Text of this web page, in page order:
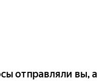
отправляли вы, а